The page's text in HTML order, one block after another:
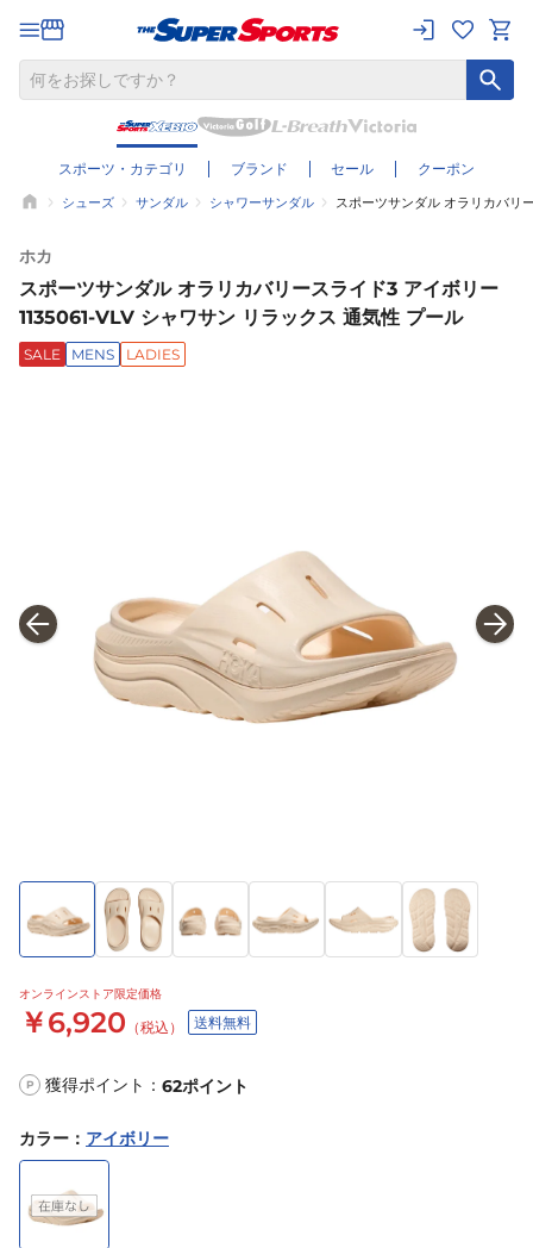
スポーツ・カテゴリ ブランド セール クーポン
シューズ サンダル シャワーサンダル スポーツサンダル オラリカバリ
ホカ
スポーツサンダル オラリカバリースライド3 アイボリー
1135061-VLV シャワサン リラックス 通気性 プール
SALE MENS LADIES
オンラインストア限定価格
￥6,920 （税込） 送料無料
P 獲得ポイント： 62ポイント
カラー ： アイボリー